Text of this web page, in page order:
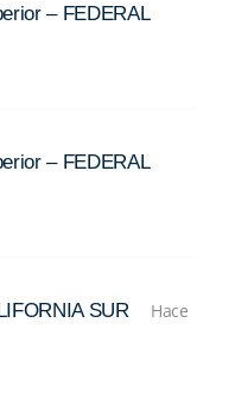
– FEDERAL
– FEDERAL
SUR
Hace